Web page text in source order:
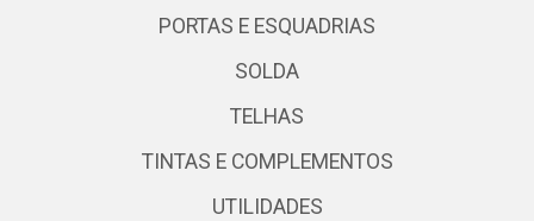
PORTAS E ESQUADRIAS
SOLDA
TELHAS
TINTAS E COMPLEMENTOS
UTILIDADES